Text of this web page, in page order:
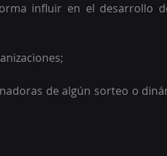
influir en el desarrollo
de algún sorteo o